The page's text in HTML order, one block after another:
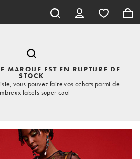
MARQUE EST EN RUPTURE DE
STOCK
vous pouvez faire vos achats parmi de
labels super cool